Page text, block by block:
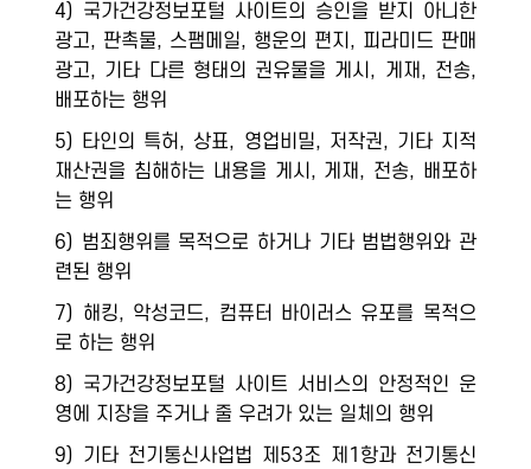
4) 국가건강정보포털 사이트의 승인을 받지 아니한
광고, 판촉물, 스팸메일, 행운의 편지, 피라미드 판매
광고, 기타 다른 형태의 권유물을 게시, 게재, 전송,
배포하는 행위
5) 타인의 특허, 상표, 영업비밀, 저작권, 기타 지적
재산권을 침해하는 내용을 게시, 게재, 전송, 배포하
는 행위
6) 범죄행위를 목적으로 하거나 기타 범법행위와 관
련된 행위
7) 해킹, 악성코드, 컴퓨터 바이러스 유포를 목적으
로 하는 행위
8) 국가건강정보포털 사이트 서비스의 안정적인 운
영에 지장을 주거나 줄 우려가 있는 일체의 행위
9) 기타 전기통신사업법 제53조 제1항과 전기통신